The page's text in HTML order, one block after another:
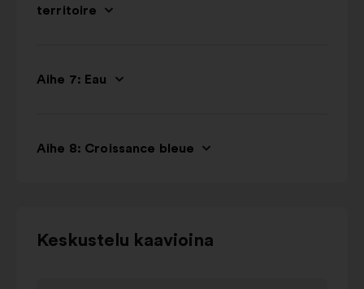
territoire
Aihe 7: Eau
Aihe 8: Croissance bleue
Keskustelu kaavioina
Voit